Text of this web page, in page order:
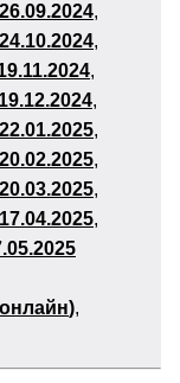
26.09.2024,
24.10.2024,
,
19.12.2024,
22.01.2025,
20.02.2025,
20.03.2025,
17.04.2025,
),